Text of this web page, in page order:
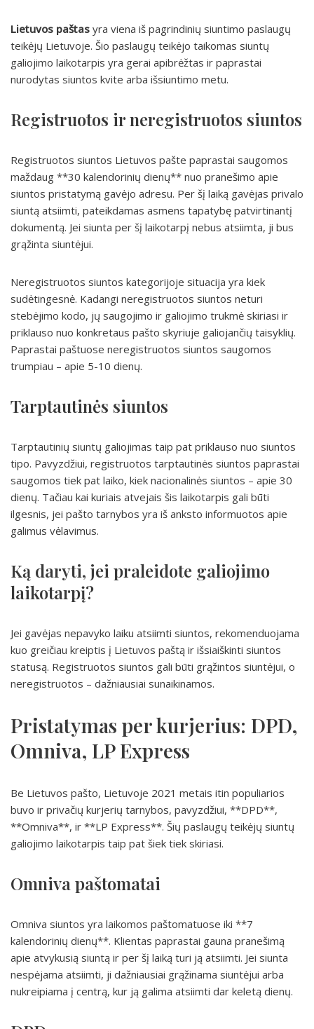
Lietuvos paštas yra viena iš pagrindinių siuntimo paslaugų
teikėjų Lietuvoje. Šio paslaugų teikėjo taikomas siuntų
galiojimo laikotarpis yra gerai apibrėžtas ir paprastai
nurodytas siuntos kvite arba išsiuntimo metu.
Registruotos ir neregistruotos siuntos
Registruotos siuntos Lietuvos pašte paprastai saugomos
maždaug **30 kalendorinių dienų** nuo pranešimo apie
siuntos pristatymą gavėjo adresu. Per šį laiką gavėjas privalo
siuntą atsiimti, pateikdamas asmens tapatybę patvirtinantį
dokumentą. Jei siunta per šį laikotarpį nebus atsiimta, ji bus
grąžinta siuntėjui.
Neregistruotos siuntos kategorijoje situacija yra kiek
sudėtingesnė. Kadangi neregistruotos siuntos neturi
stebėjimo kodo, jų saugojimo ir galiojimo trukmė skiriasi ir
priklauso nuo konkretaus pašto skyriuje galiojančių taisyklių.
Paprastai paštuose neregistruotos siuntos saugomos
trumpiau – apie 5-10 dienų.
Tarptautinės siuntos
Tarptautinių siuntų galiojimas taip pat priklauso nuo siuntos
tipo. Pavyzdžiui, registruotos tarptautinės siuntos paprastai
saugomos tiek pat laiko, kiek nacionalinės siuntos – apie 30
dienų. Tačiau kai kuriais atvejais šis laikotarpis gali būti
ilgesnis, jei pašto tarnybos yra iš anksto informuotos apie
galimus vėlavimus.
Ką daryti, jei praleidote galiojimo
laikotarpį?
Jei gavėjas nepavyko laiku atsiimti siuntos, rekomenduojama
kuo greičiau kreiptis į Lietuvos paštą ir išsiaiškinti siuntos
statusą. Registruotos siuntos gali būti grąžintos siuntėjui, o
neregistruotos – dažniausiai sunaikinamos.
Pristatymas per kurjerius: DPD,
Omniva, LP Express
Be Lietuvos pašto, Lietuvoje 2021 metais itin populiarios
buvo ir privačių kurjerių tarnybos, pavyzdžiui, **DPD**,
**Omniva**, ir **LP Express**. Šių paslaugų teikėjų siuntų
galiojimo laikotarpis taip pat šiek tiek skiriasi.
Omniva paštomatai
Omniva siuntos yra laikomos paštomatuose iki **7
kalendorinių dienų**. Klientas paprastai gauna pranešimą
apie atvykusią siuntą ir per šį laiką turi ją atsiimti. Jei siunta
nespėjama atsiimti, ji dažniausiai grąžinama siuntėjui arba
nukreipiama į centrą, kur ją galima atsiimti dar keletą dienų.